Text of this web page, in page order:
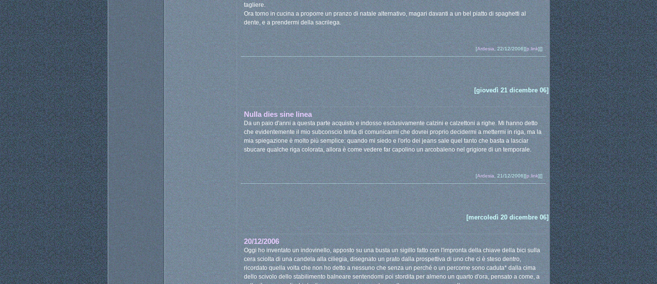
tagliere.
Ora torno in cucina a proporre un pranzo di natale alternativo, magari davanti a un bel piatto di spaghetti al
dente, e a prendermi della sacrilega.
[Ardesia, 22/12/2006][p.link][]
[giovedì 21 dicembre 06]
Nulla dies sine linea
Da un paio d'anni a questa parte acquisto e indosso esclusivamente calzini e calzettoni a righe. Mi hanno detto
che evidentemente il mio subconscio tenta di comunicarmi che dovrei proprio decidermi a mettermi in riga, ma la
mia spiegazione è molto più semplice: quando mi siedo e l'orlo dei jeans sale quel tanto che basta a lasciar
sbucare qualche riga colorata, allora è come vedere far capolino un arcobaleno nel grigiore di un temporale.
[Ardesia, 21/12/2006][p.link][]
[mercoledì 20 dicembre 06]
20/12/2006
Oggi ho inventato un indovinello, apposto su una busta un sigillo fatto con l'impronta della chiave della bici sulla
cera sciolta di una candela alla ciliegia, disegnato un prato dalla prospettiva di uno che ci è steso dentro,
ricordato quella volta che non ho detto a nessuno che senza un perché o un percome sono caduta* dalla cima
dello scivolo dello stabilimento balneare sentendomi poi stordita per almeno un quarto d'ora, pensato a come, a